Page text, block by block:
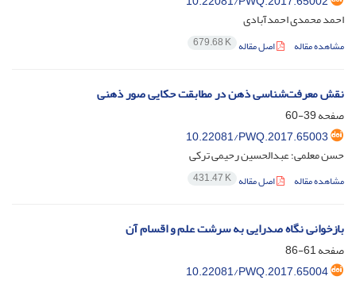
احمد محمدی احمدآبادی
مشاهده مقاله اصل مقاله 679.68 K
نقش معرفت‌شناسی ذهن در مطابقت حکایی صور ذهنی
صفحه39-60
10.22081/PWQ.2017.65003
حسن معلمی؛ عبدالحسین رحیمی ترکی
مشاهده مقاله اصل مقاله 431.47 K
بازخوانی نگاه صدرایی به سرشت علم و اقسام آن
صفحه61-86
10.22081/PWQ.2017.65004